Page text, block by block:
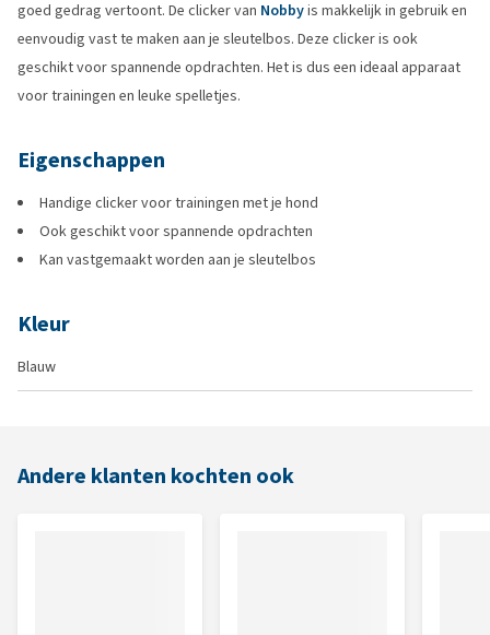
goed gedrag vertoont. De clicker van Nobbyis makkelijk in gebruik en
eenvoudig vast te maken aan je sleutelbos. Deze clicker is ook
geschikt voor spannende opdrachten. Het is dus een ideaal apparaat
voor trainingen en leuke spelletjes.
Eigenschappen
Handige clicker voor trainingen met je hond
Ook geschikt voor spannende opdrachten
Kan vastgemaakt worden aan je sleutelbos
Kleur
Blauw
Andere klanten kochten ook